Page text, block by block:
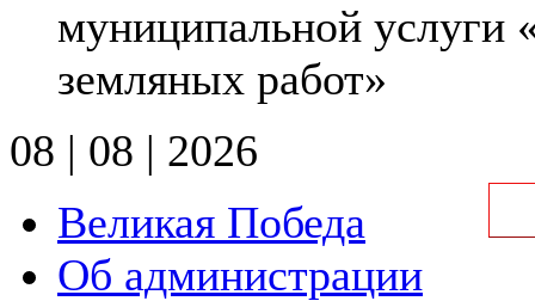
муниципальной услуги
земляных работ»
08 | 08 | 2026
Великая Победа
Об администрации